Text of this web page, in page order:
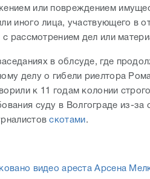
или повреждением
иного лица, участвующего в
с рассмотрением дел или
в облсуде, где
делу о гибели риелтора
к 11 годам колонии
суду в Волгограде из-за
скотами.
видео ареста Арсена